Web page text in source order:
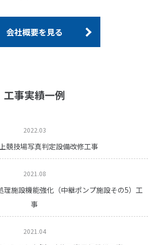
会社概要を見る
工事実績一例
2022.03
競技場写真判定設備改修工事
2021.08
理施設機能強化（中継ポンプ施設その5）工
事
2021.04